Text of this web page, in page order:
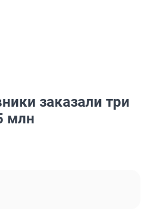
заказали три
млн